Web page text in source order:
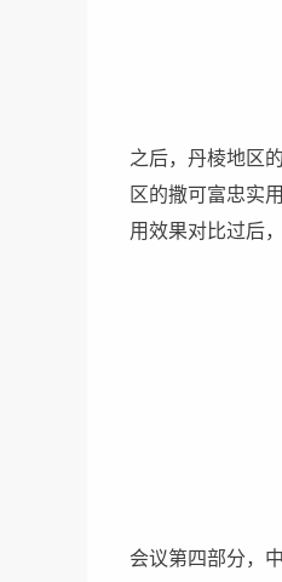
之后，丹棱地区
区的撒可富忠实
用效果对比过后
会议第四部分，